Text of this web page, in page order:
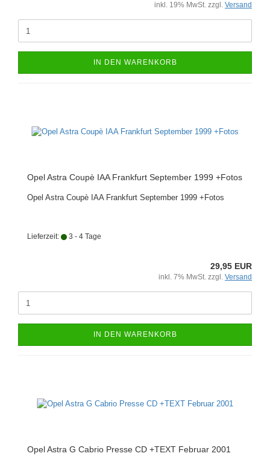
inkl. 19% MwSt. zzgl. Versand
IN DEN WARENKORB
Opel Astra Coupè IAA Frankfurt September 1999 +Fotos
Opel Astra Coupè IAA Frankfurt September 1999 +Fotos
Lieferzeit: 3 - 4 Tage
29,95 EUR
inkl. 7% MwSt. zzgl. Versand
IN DEN WARENKORB
Opel Astra G Cabrio Presse CD +TEXT Februar 2001